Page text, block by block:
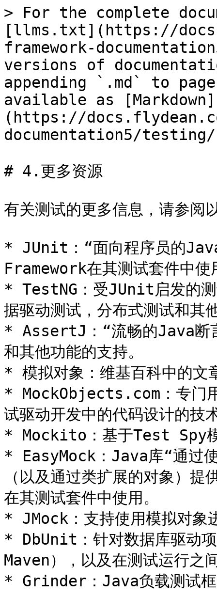
> For the complete
[llms.txt](https://
framework-
versions of
appending `.md` to
available as [Markdown]
(https://
documentation5/
# 4.更多资源
有关测试的更多信息，请参阅
* JUnit：“面向程序员的
Framework在其测试套件中使
* TestNG：受JUnit启发的测
据驱动测试，分布式测试和其
* AssertJ：“流畅的Java断
和其他功能的支持。
* 模拟对象：维基百科中的文
* MockObjects.com：专门
试驱动开发中的代码设计的技
* Mockito：基于Test Spy
* EasyMock：Java库“通过
（以及通过类扩展的对象）
在其测试套件中使用。
* JMock：支持使用模拟对象
* DbUnit：针对数据库驱动
Maven），以及在测试运行之